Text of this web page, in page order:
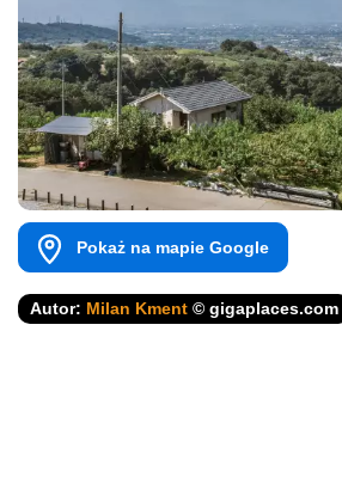
Pokaż na mapie Google
Autor: Milan Kment © gigaplaces.com